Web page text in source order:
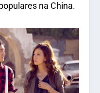
na China.